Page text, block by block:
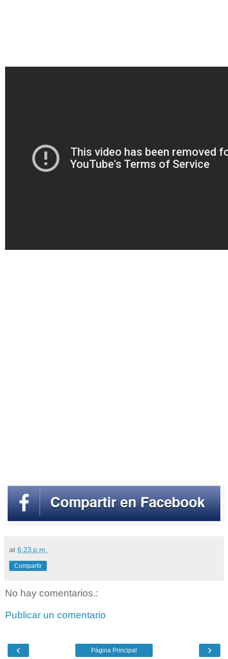
at 6:23 p.m.
Compartir
No hay comentarios.:
Publicar un comentario
‹ ›
Página Principal